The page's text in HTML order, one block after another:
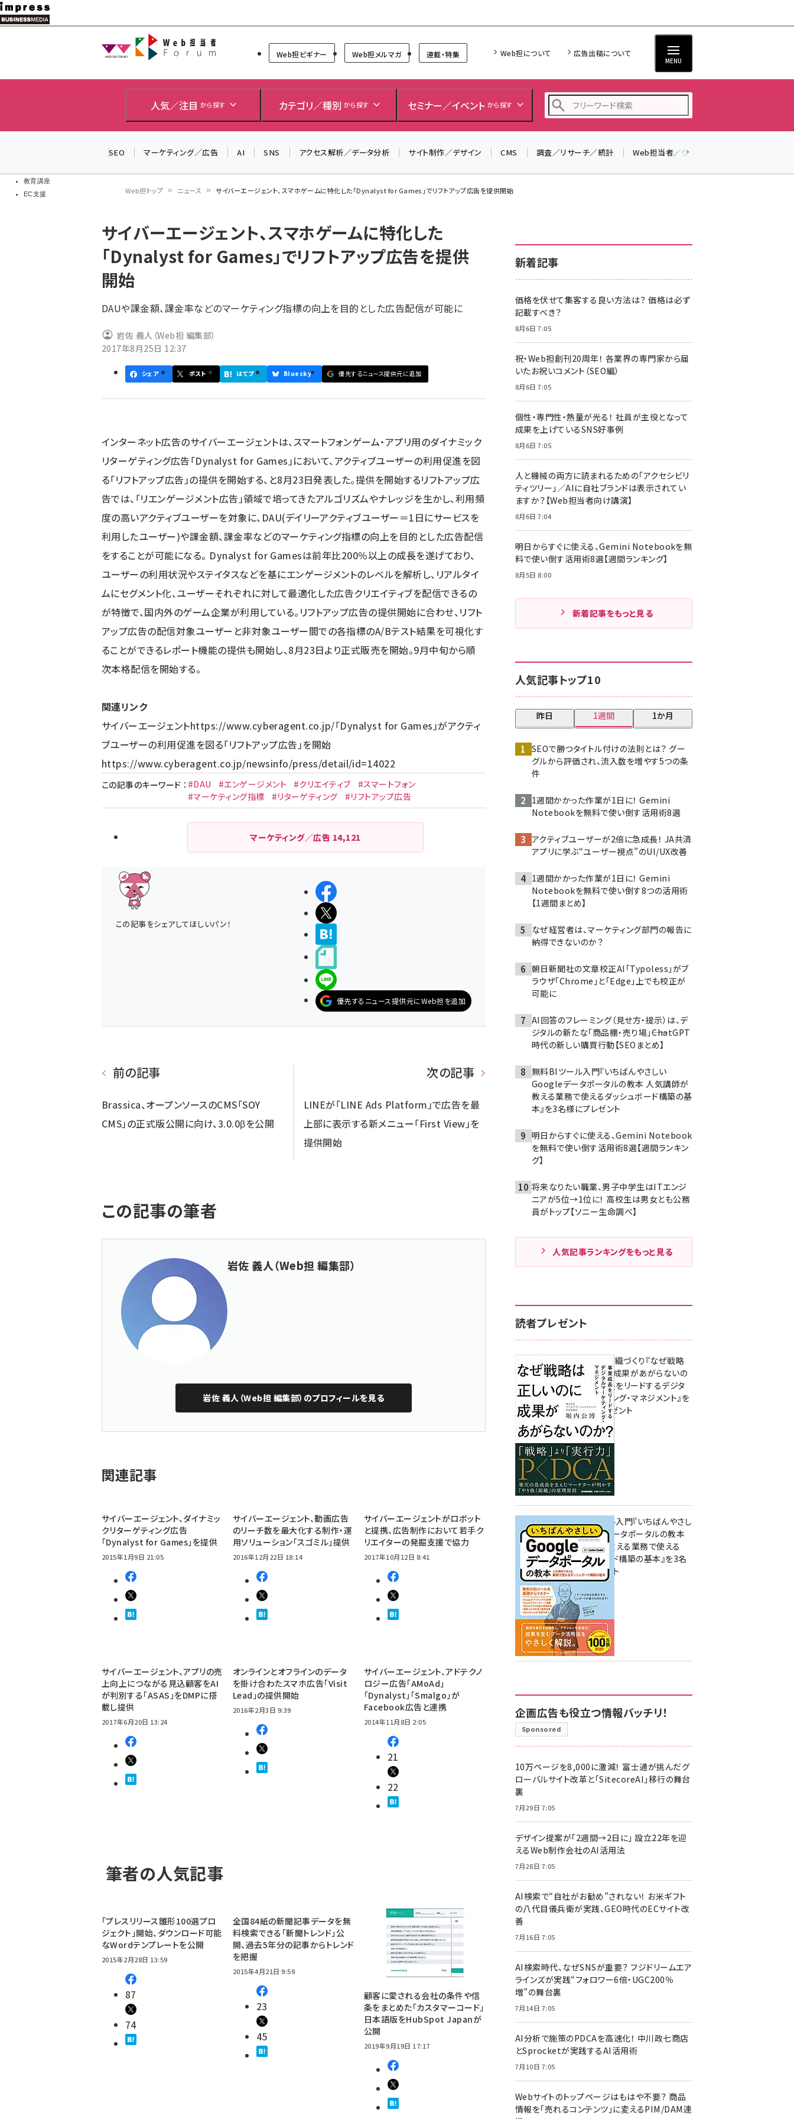
メ
イ
教育講座
EC支援
Web担当者Forum
Web担ビギナー Web担メルマガ 連載・特集 Web担について 広告出稿について
MENU
人気／注目 から探す カテゴリ／種別 から探す セミナー／イベント から探す
z世代 (1622)
meo (1275)
SEO マーケティング／広告 AI SNS アクセス解析／データ分析 サイト制作／デザイン CMS 調査／リサーチ／統計 Web担当者／仕事
ン
く
ず
Web担トップ ニュース サイバーエージェント、スマホゲームに特化した「Dynalyst for Games」でリフトアップ広告を提供開始
サイバーエージェント、スマホゲームに特化した
「Dynalyst for Games」でリフトアップ広告を提供
開始
DAUや課金額、課金率などのマーケティング指標の向上を目的とした広告配信が可能に
岩佐 義人（Web担 編集部）
2017年8月25日 12:37
シェア ポスト はてブ Bluesky 優先するニュース提供元に追加
インターネット広告のサイバーエージェントは、スマートフォンゲーム・アプリ用のダイナミック
リターゲティング広告「Dynalyst for Games」において、アクティブユーザーの利用促進を図
る「リフトアップ広告」の提供を開始する、と8月23日発表した。提供を開始するリフトアップ広
告では、「リエンゲージメント広告」領域で培ってきたアルゴリズムやナレッジを生かし、利用頻
度の高いアクティブユーザーを対象に、DAU(デイリーアクティブユーザー＝1日にサービスを
利用したユーザー)や課金額、課金率などのマーケティング指標の向上を目的とした広告配信
をすることが可能になる。 Dynalyst for Gamesは前年比200％以上の成長を遂げており、
ユーザーの利用状況やステイタスなどを基にエンゲージメントのレベルを解析し、リアルタイ
ムにセグメント化、ユーザーそれぞれに対して最適化した広告クリエイティブを配信できるの
が特徴で、国内外のゲーム企業が利用している。リフトアップ広告の提供開始に合わせ、リフト
アップ広告の配信対象ユーザーと非対象ユーザー間での各指標のA/Bテスト結果を可視化す
ることができるレポート機能の提供も開始し、8月23日より正式販売を開始。9月中旬から順
次本格配信を開始する。
関連リンク
サイバーエージェントhttps://www.cyberagent.co.jp/「Dynalyst for Games」がアクティ
ブユーザーの利用促進を図る「リフトアップ広告」を開始
https://www.cyberagent.co.jp/newsinfo/press/detail/id=14022
この記事のキーワード ： #DAU #エンゲージメント #クリエイティブ
#スマートフォン
#マーケティング指標
#リターゲティング #リフトアップ広告
マーケティング／広告 14,121
この記事をシェアしてほしいパン！
シェアする
ポストする
LINEで送る
優先するニュース提供元にWeb担を追加
前の記事
Brassica、オープンソースのCMS「SOY
CMS」の正式版公開に向け、3.0.0βを公開
次の記事
LINEが「LINE Ads Platform」で広告を最
上部に表示する新メニュー「First View」を
提供開始
この記事の筆者
岩佐 義人（Web担 編集部）
岩佐 義人（Web担 編集部） のプロフィールを見る
関連記事
サイバーエージェント、ダイナミッ
クリターゲティング広告
「Dynalyst for Games」を提供
2015年1月9日 21:05
サイバーエージェント、動画広告
のリーチ数を最大化する制作・運
用ソリューション「スゴミル」提供
2016年12月22日 18:14
サイバーエージェントがロボット
と提携、広告制作において若手ク
リエイターの発掘支援で協力
2017年10月12日 8:41
サイバーエージェント、アプリの売
上向上につながる見込顧客をAI
が判別する「ASAS」をDMPに搭
載し提供
2017年6月20日 13:24
オンラインとオフラインのデータ
を掛け合わたスマホ広告「Visit
Lead」の提供開始
2016年2月3日 9:39
サイバーエージェント、アドテクノ
ロジー広告「AMoAd」
「Dynalyst」「Smalgo」が
Facebook広告と連携
2014年11月8日 2:05
21
22
筆者の人気記事
「プレスリリース雛形100選プロ
ジェクト」開始、ダウンロード可能
なWordテンプレートを公開
2015年2月28日 13:59
87
74
全国84紙の新聞記事データを無
料検索できる「新聞トレンド」公
開、過去5年分の記事からトレンド
を把握
2015年4月21日 9:59
23
45
顧客に愛される会社の条件や信
条をまとめた「カスタマーコード」
日本語版をHubSpot Japanが
公開
2019年9月19日 17:17
新着記事
価格を伏せて集客する良い方法は？ 価格は必ず
記載すべき？
8月6日 7:05
祝・Web担創刊20周年！ 各業界の専門家から届
いたお祝いコメント（SEO編）
8月6日 7:05
個性・専門性・熱量が光る！ 社員が主役となって
成果を上げているSNS好事例
8月6日 7:05
人と機械の両方に読まれるための「アクセシビリ
ティツリー」／AIに自社ブランドは表示されてい
ますか？【Web担当者向け講演】
8月6日 7:04
明日からすぐに使える、Gemini Notebookを無
料で使い倒す活用術8選【週間ランキング】
8月5日 8:00
新着記事をもっと見る
人気記事トップ10
昨日 1週間 1か月
SEOで勝つタイトル付けの法則とは？ グー
グルから評価され、流入数を増やす5つの条
件
1週間かかった作業が1日に！ Gemini
Notebookを無料で使い倒す活用術8選
アクティブユーザーが2倍に急成長！ JA共済
アプリに学ぶ“ユーザー視点”のUI/UX改善
1週間かかった作業が1日に！ Gemini
Notebookを無料で使い倒す8つの活用術
【1週間まとめ】
なぜ経営者は、マーケティング部門の報告に
納得できないのか？
朝日新聞社の文章校正AI「Typoless」がブ
ラウザ「Chrome」と「Edge」上でも校正が
可能に
AI回答のフレーミング（見せ方・提示）は、デ
ジタルの新たな「商品棚・売り場」――ChatGPT
時代の新しい購買行動【SEOまとめ】
無料BIツール入門『いちばんやさしい
Googleデータポータルの教本 人気講師が
教える業務で使えるダッシュボード構築の基
本』を3名様にプレゼント
明日からすぐに使える、Gemini Notebook
を無料で使い倒す活用術8選【週間ランキン
グ】
将来なりたい職業、男子中学生はITエンジ
ニアが5位→1位に！ 高校生は男女とも公務
員がトップ【ソニー生命調べ】
人気記事ランキングをもっと見る
読者プレゼント
成果を生む組織づくり『なぜ戦略
は正しいのに成果があがらないの
か？ 事業成長をリードするデジタ
ルマーケティング・マネジメント』を
3名様にプレゼント
10:00
無料BIツール入門『いちばんやさし
いGoogleデータポータルの教本
人気講師が教える業務で使える
ダッシュボード構築の基本』を3名
様にプレゼント
7月31日 10:00
企画広告も役立つ情報バッチリ！
Sponsored
10万ページを8,000に激減！ 富士通が挑んだグ
ローバルサイト改革と「SitecoreAI」移行の舞台
裏
7月29日 7:05
デザイン提案が「2週間→2日に」 設立22年を迎
えるWeb制作会社のAI活用法
7月28日 7:05
AI検索で“自社がお勧め”されない！ お米ギフト
の八代目儀兵衛が実践、GEO時代のECサイト改
善
7月16日 7:05
AI検索時代、なぜSNSが重要？ フジドリームエア
ラインズが実践“フォロワー6倍・UGC200％
増”の舞台裏
7月14日 7:05
AI分析で施策のPDCAを高速化！ 中川政七商店
とSprocketが実践するAI活用術
7月10日 7:05
Webサイトのトップページはもはや不要？ 商品
情報を「売れるコンテンツ」に変えるPIM/DAM連
＼ 8月27日開催、申し込み受付中！ ／
生成AIをマーケティング等に活用するための考え方を学べ
るセミナーイベント「生成AI × マーケティング フォーラム
▼申し込みはこちらから▼